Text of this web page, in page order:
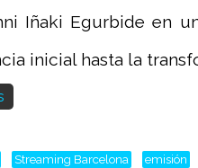
Iñaki Egurbide en
inicial hasta la
Streaming Barcelona emisión